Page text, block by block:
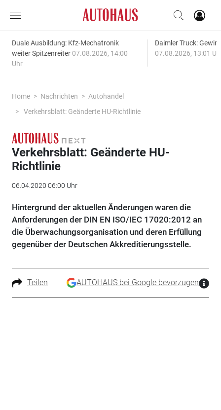
Duale Ausbildung: Kfz-Mechatronik
weiter Spitzenreiter 07.08.2026, 14:00
Uhr
Daimler Truck:
07.08.2026, 13:01
Home Nachrichten
Autohandel
Verkehrsblatt: Geänderte HU-Richtlinie
Verkehrsblatt: Geänderte HU-
Richtlinie
06.04.2020 06:00 Uhr
Hintergrund der aktuellen Änderungen waren die
Anforderungen der DIN EN ISO/IEC 17020:2012 an
die Überwachungsorganisation und deren Erfüllung
gegenüber der Deutschen Akkreditierungsstelle.
Teilen AUTOHAUS bei Google bevorzugen